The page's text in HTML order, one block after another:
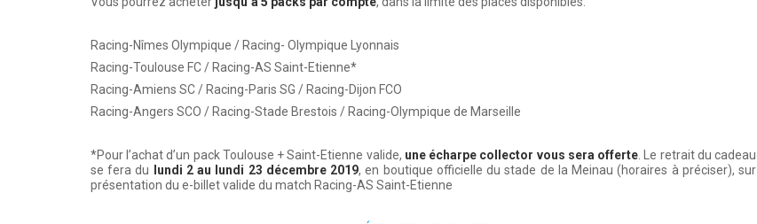
Racing-Nîmes Olympique / Racing- Olympique Lyonnais
Racing-Toulouse FC / Racing-AS Saint-Etienne*
Racing-Amiens SC / Racing-Paris SG / Racing-Dijon FCO
Racing-Angers SCO / Racing-Stade Brestois / Racing-Olympique de Marseille
*Pour l’achat d’un pack Toulouse + Saint-Etienne valide, une écharpe collector vous sera offerte . Le retrait du cadeau
se fera du
lundi 2 au lundi 23 décembre 2019, en boutique officielle du stade de la Meinau (horaires à préciser), sur
présentation du e-billet valide du match Racing-AS Saint-Etienne